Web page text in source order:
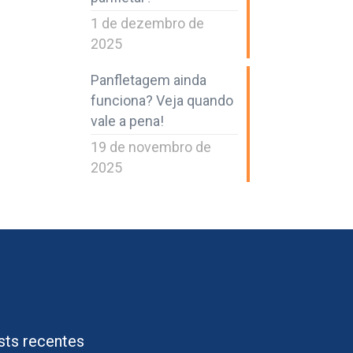
1 de dezembro de
2025
Panfletagem ainda
funciona? Veja quando
vale a pena!
19 de novembro de
2025
recentes